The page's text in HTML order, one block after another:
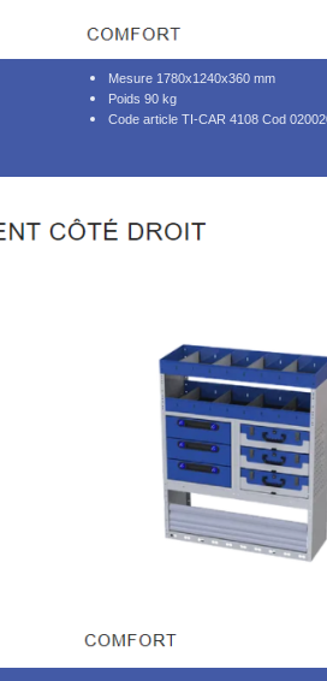
Mesure 1780x1240x360 mm
Poids 90 kg
Code article TI-CAR 4108 Cod